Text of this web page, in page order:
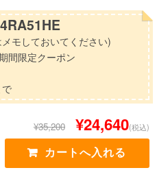
モしておいてください)
間限定クーポン
¥35,200 ¥24,640(税込)